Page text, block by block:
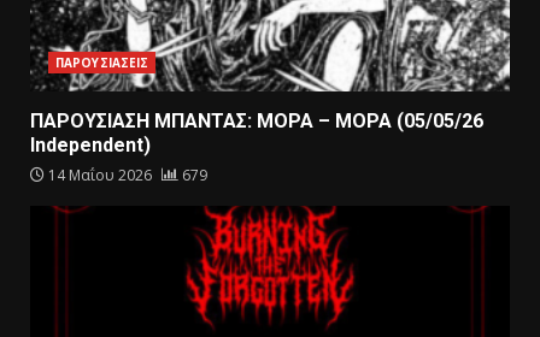
ΠΑΡΟΥΣΙΑΣΕΙΣ
ΠΑΡΟΥΣΙΑΣΗ ΜΠΑΝΤΑΣ: ΜΟΡΑ – ΜΟΡΑ (05/05/26
Independent)
14 Μαΐου 2026 679